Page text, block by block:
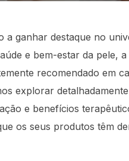
a ganhar destaque no
e bem-estar da pele,
recomendado em
explorar
e benefícios
os seus produtos têm